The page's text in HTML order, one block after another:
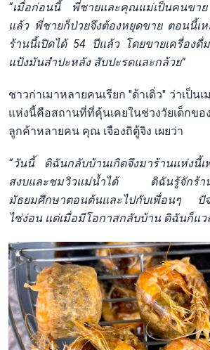
“เมื่อก่อนนี้ พี่ชายและคุณแม่เป็นคนขา
แล้ว พี่ชายก็ป่วยจึงต้องหยุดขาย ตอนนี้เห
ร้านนี้เปิดได้ 54 ปีแล้ว โดยขายเครื่องดื่
แป้งมันสำปะหลัง สับปะรดและกล้วย”
ชาวก่าเมาหลายคนเรียก "ด้าเดิ่ว" ว่าเป็น
แห่งนี้คือสถานที่ที่คุ้นเคยในช่วงวัยเด็กขอ
ลูกค้าหลายคน คุณ เจืองถิตู้จิง เผยว่า
“วันนี้ ดิฉันกลับบ้านเกิดจึงมาร้านแห่งนี้เ
สงบและชมวิวแม่น้ำได้ ดิฉันรู้จักร้าน
มัธยมศึกษาตอนต้นและไปกับเพื่อนๆ
ไซ่ง่อน แต่เมื่อมีโอกาสกลับบ้าน ดิฉันก็แว